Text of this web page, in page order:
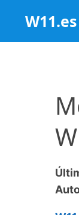
contenido
W11.es